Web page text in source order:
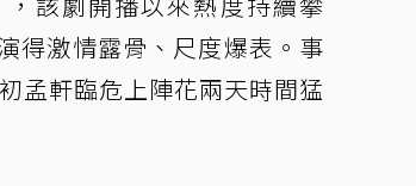
得激情露骨、尺度爆表。事
孟軒臨危上陣花兩天時間猛